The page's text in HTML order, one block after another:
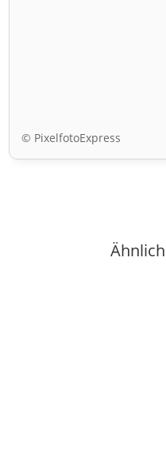
© PixelfotoExpress